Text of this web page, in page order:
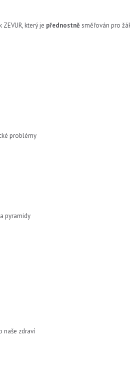
který je přednostně směřován pro
problémy
pyramidy
naše zdraví